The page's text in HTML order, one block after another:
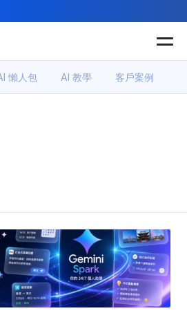
懶人包 AI 教學 客戶案例
課程
課程
三大課程